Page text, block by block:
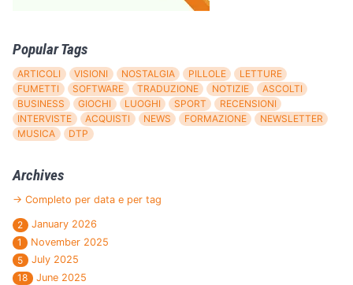
Popular Tags
ARTICOLI VISIONI NOSTALGIA PILLOLE
LETTURE
FUMETTI
SOFTWARE TRADUZIONE NOTIZIE
ASCOLTI
BUSINESS
GIOCHI LUOGHI SPORT
RECENSIONI
INTERVISTE
ACQUISTI NEWS FORMAZIONE
NEWSLETTER
MUSICA
DTP
Archives
→ Completo per data e per tag
2
January 2026
1
November 2025
5
July 2025
18
June 2025